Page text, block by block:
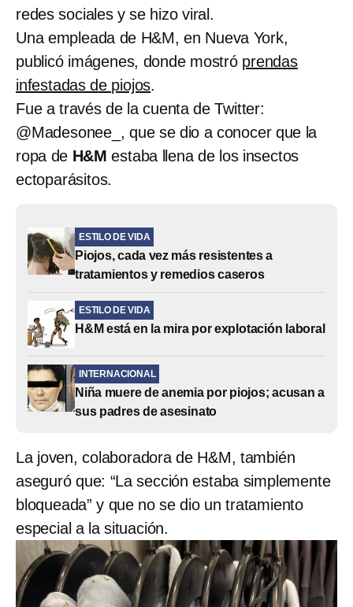
redes sociales y se hizo viral.
Una empleada de H&M, en Nueva York,
publicó imágenes, donde mostró prendas
infestadas de piojos.
Fue a través de la cuenta de Twitter:
@Madesonee_, que se dio a conocer que la
ropa de H&M estaba llena de los insectos
ectoparásitos.
ESTILO DE VIDA
Piojos, cada vez más resistentes a
tratamientos y remedios caseros
ESTILO DE VIDA
H&M está en la mira por explotación laboral
INTERNACIONAL
Niña muere de anemia por piojos; acusan a
sus padres de asesinato
La joven, colaboradora de H&M, también
aseguró que: “La sección estaba simplemente
bloqueada” y que no se dio un tratamiento
especial a la situación.